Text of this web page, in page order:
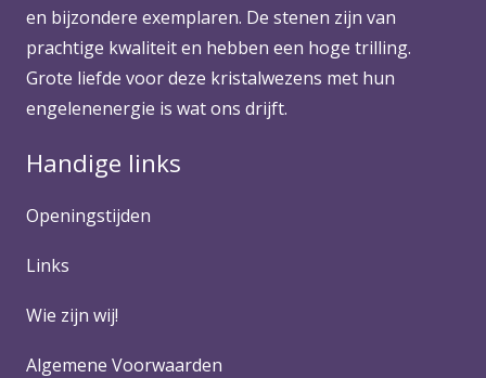
en bijzondere exemplaren. De stenen zijn van
prachtige kwaliteit en hebben een hoge trilling.
Grote liefde voor deze kristalwezens met hun
engelenenergie is wat ons drijft.
Handige links
Openingstijden
Links
Wie zijn wij!
Algemene Voorwaarden